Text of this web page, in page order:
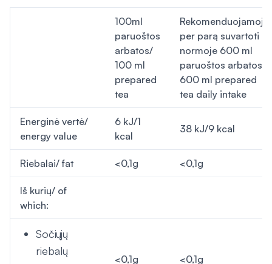
100ml
paruoštos
arbatos/
100 ml
prepared
tea
Rekomenduojamoje
per parą suvartoti
normoje 600 ml
paruoštos arbatos/
600 ml prepared
tea daily intake
Energinė vertė/
energy value
6 kJ/1
kcal
38 kJ/9 kcal
Riebalai/ fat <0,1g <0,1g
Iš kurių/ of
which:
Sočiųjų
riebalų
<0,1g <0,1g